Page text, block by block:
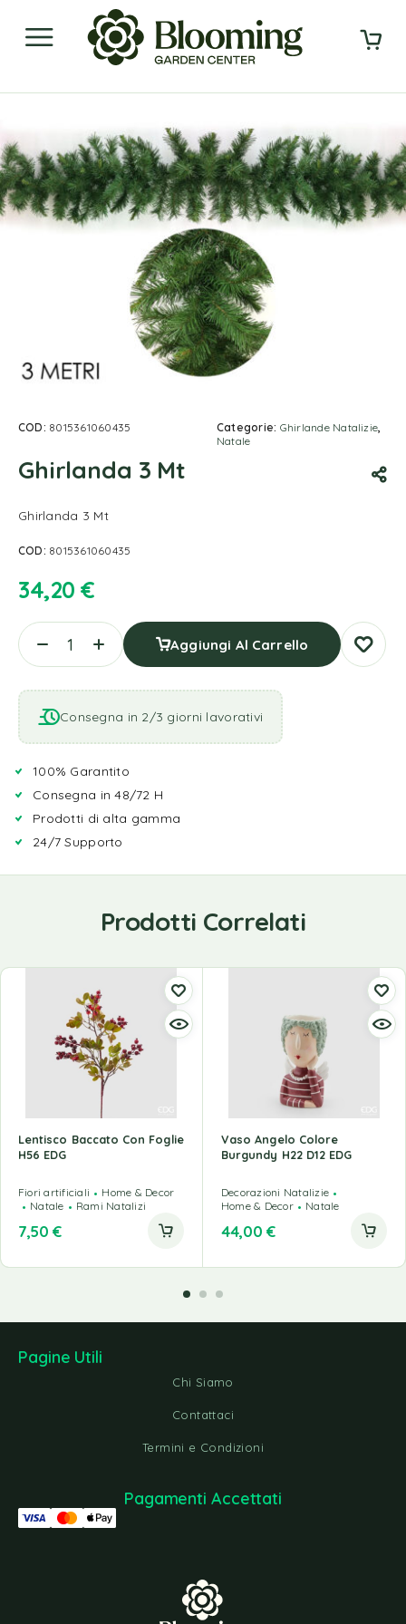
COD: 8015361060435 Categorie: Ghirlande Natalizie,
Natale
Ghirlanda 3 Mt
Ghirlanda 3 Mt
COD: 8015361060435
34,20 €
Aggiungi Al Carrello
Consegna in 2/3 giorni lavorativi
100% Garantito
Consegna in 48/72 H
Prodotti di alta gamma
24/7 Supporto
Prodotti Correlati
Lentisco Baccato Con Foglie
H56 EDG
Fiori artificiali
Home & Decor
Natale
Rami Natalizi
7,50€
Vaso Angelo Colore
Burgundy H22 D12 EDG
Decorazioni Natalizie
Home & Decor
Natale
44,00 €
Pagine Utili
Chi Siamo
Contattaci
Termini e Condizioni
Pagamenti Accettati